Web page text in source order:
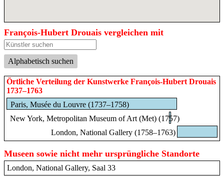
François-Hubert Drouais vergleichen mit
Alphabetisch suchen
Örtliche Verteilung der Kunstwerke François-Hubert Drouais
1737–1763
Paris, Musée du Louvre (1737–1758)
New York, Metropolitan Museum of Art (Met) (1757)
London, National Gallery (1758–1763)
Museen sowie nicht mehr ursprüngliche Standorte
London, National Gallery, Saal 33